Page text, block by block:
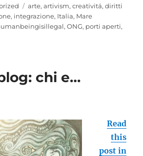
Tags
arte,artivism,creativitá,diritti
, integrazione, Italia, Mare
,ONG, porti aperti,
chi e…
Read
this
post in